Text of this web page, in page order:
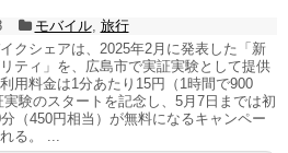
モバイル, 旅行
クシェアは、2025年2月に発表した「新
ティ」を、広島市で実証実験として提供
用料金は1分あたり15円（1時間で900
実験のスタートを記念し、5月7日までは初
（450円相当）が無料になるキャンペー
る。 ...